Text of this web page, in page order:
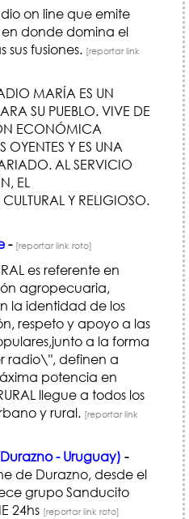
on line que emite
donde domina el
sus fusiones. [reportar link
MARÍA ES UN
SU PUEBLO. VIVE DE
ECONÓMICA
OYENTES Y ES UNA
AL SERVICIO
EL
Y RELIGIOSO.
- [reportar link roto]
es referente en
agropecuaria,
la identidad de los
respeto y apoyo a las
a la forma
radio\", definen a
potencia en
llegue a todos los
y rural. [reportar link
- Uruguay) -
de Durazno, desde el
grupo Sanducito
24hs [reportar link roto]